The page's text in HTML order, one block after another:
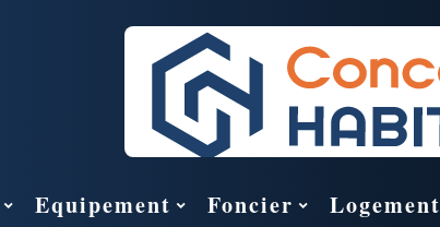
Equipement Foncier Logement